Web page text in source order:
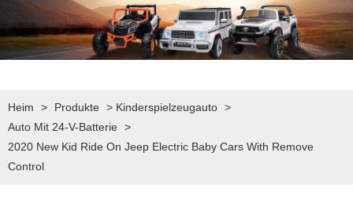
Heim > Produkte > Kinderspielzeugauto >
Auto Mit 24-V-Batterie
>
2020 New Kid Ride On Jeep Electric Baby Cars With Remove
Control